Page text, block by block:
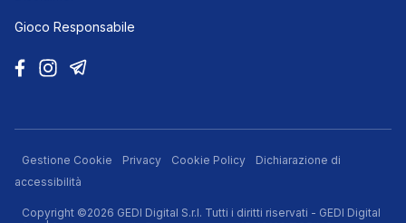
S.r.l. | Sede Legale: Via Ernesto Lugaro n. 15, 10126 TORINO -